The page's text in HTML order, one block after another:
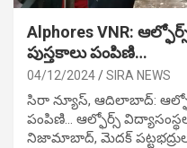
Alphores VNR:
పుస్తకాలు పంపిణి…
04/12/2024 SIRA NEWS
సిరా న్యూస్, ఆదిలాబాద్:
పంపిణి… ఆల్ఫోర్స్
నిజామాబాద్, మెదక్ పట్టభద్రుల